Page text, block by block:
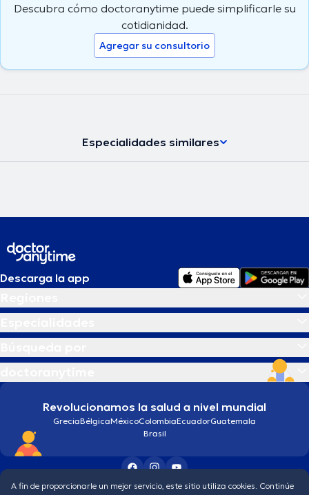
Descubra cómo doctoranytime puede simplificarle su
cotidianidad.
Agregar su consultorio
Especialidades similares
Descarga la app
Revolucionamos la salud a nivel mundial
GreciaBélgicaMéxicoColombiaEcuadorGuatemala
Brasil
A fin de proporcionarle un mejor servicio, este sitio utiliza cookies. Continúe